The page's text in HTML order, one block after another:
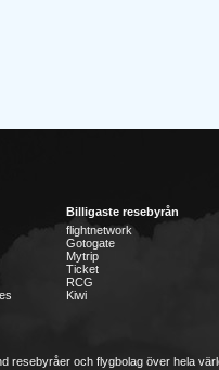
Billigaste resebyrån
flightnetwork
Gotogate
Mytrip
Ticket
RCG
Kiwi
resebyråer och flygbolag över hela